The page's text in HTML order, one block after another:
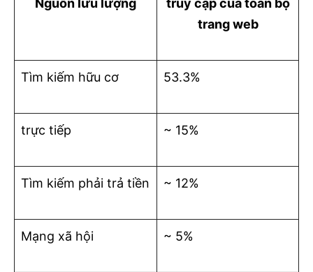
Nguồn lưu lượng
truy cập của toàn bộ
trang web
Tìm kiếm hữu cơ 53.3%
trực tiếp ~ 15%
Tìm kiếm phải trả tiền ~ 12%
Mạng xã hội ~ 5%